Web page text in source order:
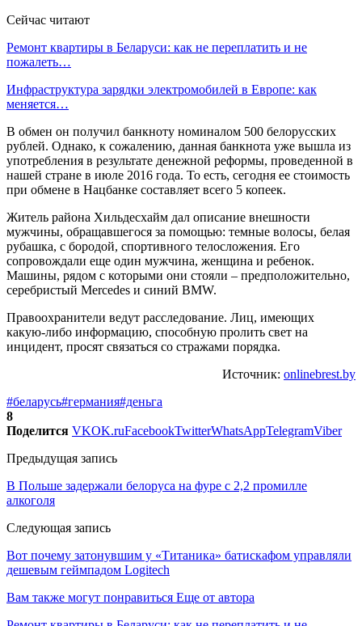
Сейчас читают
Ремонт квартиры в Беларуси: как не переплатить и не
пожалеть…
Инфраструктура зарядки электромобилей в Европе: как
меняется…
В обмен он получил банкноту номиналом 500 белорусских
рублей. Однако, к сожалению, данная банкнота уже вышла из
употребления в результате денежной реформы, проведенной в
нашей стране в июле 2016 года. То есть, сегодня ее стоимость
при обмене в Нацбанке составляет всего 5 копеек.
Житель района Хильдесхайм дал описание внешности
мужчины, обращавшегося за помощью: темные волосы, белая
рубашка, с бородой, спортивного телосложения. Его
сопровождали еще один мужчина, женщина и ребенок.
Машины, рядом с которыми они стояли – предположительно,
серебристый Mercedes и синий BMW.
Правоохранители ведут расследование. Лиц, имеющих
какую-либо информацию, способную пролить свет на
инцидент, просят связаться со стражами порядка.
Источник: onlinebrest.by
#беларусь#германия#деньга
8
Поделится VKOK.ruFacebookTwitterWhatsAppTelegramViber
Предыдущая запись
В Польше задержали белоруса на фуре с 2,2 промилле
алкоголя
Следующая запись
Вот почему затонувшим у «Титаника» батискафом управляли
дешевым геймпадом Logitech
Вам также могут понравиться Еще от автора